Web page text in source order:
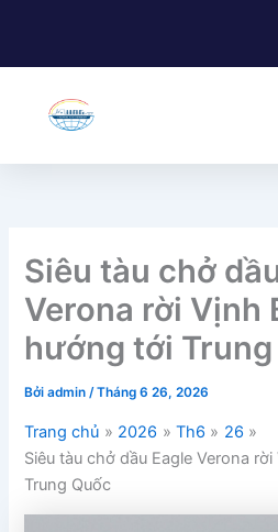
nội
Siêu tàu chở
Verona rời Vịnh
hướng tới
Bởiadmin/Tháng 6 26, 2026
Trang chủ 2026 Th6
26
Siêu tàu chở dầu Eagle Verona
Trung Quốc